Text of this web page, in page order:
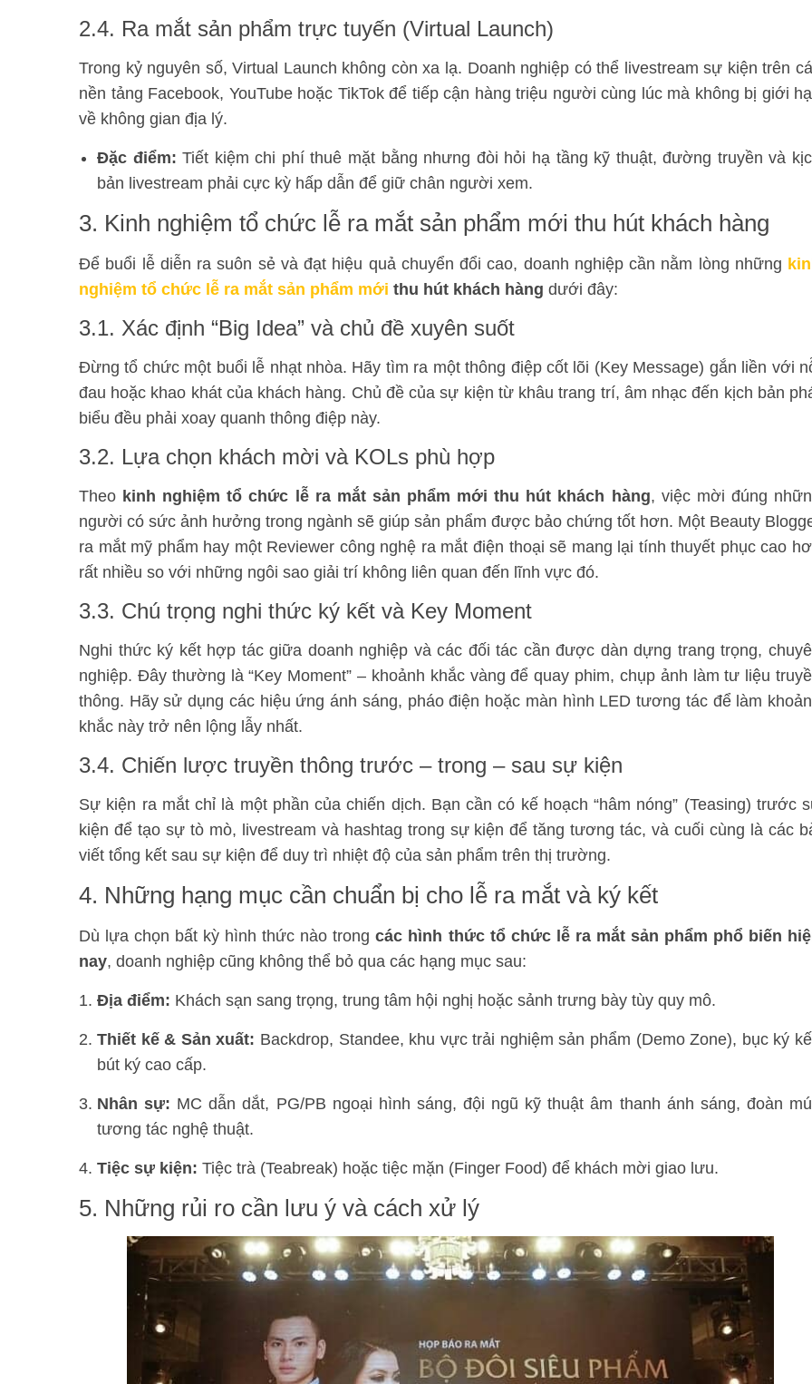
2.4. Ra mắt sản phẩm trực tuyến (Virtual Launch)
Trong kỷ nguyên số, Virtual Launch không còn xa lạ. Doanh nghiệp có thể livestream sự kiện trên
nền tảng Facebook, YouTube hoặc TikTok để tiếp cận hàng triệu người cùng lúc mà không bị giới
về không gian địa lý.
Đặc điểm: Tiết kiệm chi phí thuê mặt bằng nhưng đòi hỏi hạ tầng kỹ thuật, đường truyền và
bản livestream phải cực kỳ hấp dẫn để giữ chân người xem.
3. Kinh nghiệm tổ chức lễ ra mắt sản phẩm mới thu hút khách hàng
Để buổi lễ diễn ra suôn sẻ và đạt hiệu quả chuyển đổi cao, doanh nghiệp cần nằm lòng những
nghiệm tổ chức lễ ra mắt sản phẩm mới thu hút khách hàng dưới đây:
3.1. Xác định “Big Idea” và chủ đề xuyên suốt
Đừng tổ chức một buổi lễ nhạt nhòa. Hãy tìm ra một thông điệp cốt lõi (Key Message) gắn liền với
đau hoặc khao khát của khách hàng. Chủ đề của sự kiện từ khâu trang trí, âm nhạc đến kịch bản
biểu đều phải xoay quanh thông điệp này.
3.2. Lựa chọn khách mời và KOLs phù hợp
Theo kinh nghiệm tổ chức lễ ra mắt sản phẩm mới thu hút khách hàng, việc mời đúng
người có sức ảnh hưởng trong ngành sẽ giúp sản phẩm được bảo chứng tốt hơn. Một Beauty
ra mắt mỹ phẩm hay một Reviewer công nghệ ra mắt điện thoại sẽ mang lại tính thuyết phục cao
rất nhiều so với những ngôi sao giải trí không liên quan đến lĩnh vực đó.
3.3. Chú trọng nghi thức ký kết và Key Moment
Nghi thức ký kết hợp tác giữa doanh nghiệp và các đối tác cần được dàn dựng trang trọng,
nghiệp. Đây thường là “Key Moment” – khoảnh khắc vàng để quay phim, chụp ảnh làm tư liệu
thông. Hãy sử dụng các hiệu ứng ánh sáng, pháo điện hoặc màn hình LED tương tác để làm
khắc này trở nên lộng lẫy nhất.
3.4. Chiến lược truyền thông trước – trong – sau sự kiện
Sự kiện ra mắt chỉ là một phần của chiến dịch. Bạn cần có kế hoạch “hâm nóng” (Teasing) trước
kiện để tạo sự tò mò, livestream và hashtag trong sự kiện để tăng tương tác, và cuối cùng là các
viết tổng kết sau sự kiện để duy trì nhiệt độ của sản phẩm trên thị trường.
4. Những hạng mục cần chuẩn bị cho lễ ra mắt và ký kết
Dù lựa chọn bất kỳ hình thức nào trongcác hình thức tổ chức lễ ra mắt sản phẩm phổ biến
nay, doanh nghiệp cũng không thể bỏ qua các hạng mục sau:
Địa điểm: Khách sạn sang trọng, trung tâm hội nghị hoặc sảnh trưng bày tùy quy mô.
Thiết kế & Sản xuất: Backdrop, Standee, khu vực trải nghiệm sản phẩm (Demo Zone), bục ký
bút ký cao cấp.
Nhân sự: MC dẫn dắt, PG/PB ngoại hình sáng, đội ngũ kỹ thuật âm thanh ánh sáng, đoàn
tương tác nghệ thuật.
Tiệc sự kiện: Tiệc trà (Teabreak) hoặc tiệc mặn (Finger Food) để khách mời giao lưu.
5. Những rủi ro cần lưu ý và cách xử lý